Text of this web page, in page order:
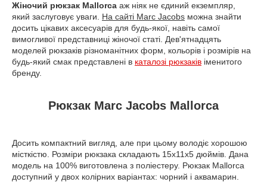
Жіночий рюкзак Mallorca аж ніяк не єдиний екземпляр,
який заслуговує уваги. На сайті Marc Jacobs можна знайти
досить цікавих аксесуарів для будь-якої, навіть самої
вимогливої представниці жіночої статі. Дев'ятнадцять
моделей рюкзаків різноманітних форм, кольорів і розмірів на
будь-який смак представлені в каталозі рюкзаків іменитого
бренду.
Рюкзак Marc Jacobs Mallorca
Досить компактний вигляд, але при цьому володіє хорошою
місткістю. Розміри рюкзака складають 15х11х5 дюймів. Дана
модель на 100% виготовлена з поліестеру. Рюкзак Mallorca
доступний у двох колірних варіантах: чорний і аквамарин.